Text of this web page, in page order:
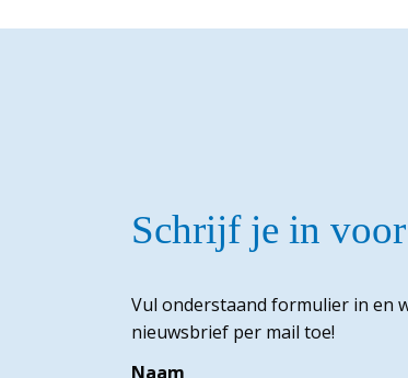
Schrijf je in
Vul onderstaand formulier in en
nieuwsbrief per mail toe!
Naam